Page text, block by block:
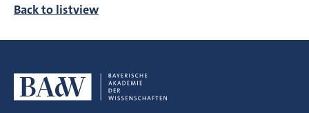
Back to listview